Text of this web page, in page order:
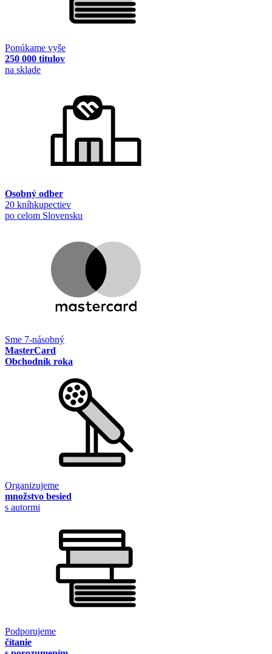
Ponúkame vyše
250 000 titulov
na sklade
Osobný odber
20 kníhkupectiev
po celom Slovensku
Sme 7-násobný
MasterCard
Obchodník roka
Organizujeme
množstvo besied
s autormi
Podporujeme
čítanie